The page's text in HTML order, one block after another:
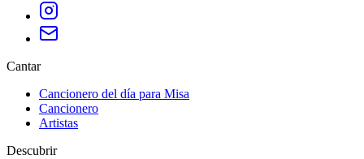
Cantar
Cancionero del día para Misa
Cancionero
Artistas
Descubrir